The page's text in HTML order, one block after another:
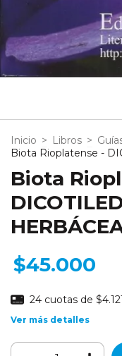
Inicio > Libros >
Biota Rioplatense -
Biota
$45.000
24 cuotas de
Ver más detalles